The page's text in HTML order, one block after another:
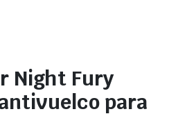
Night Fury
para